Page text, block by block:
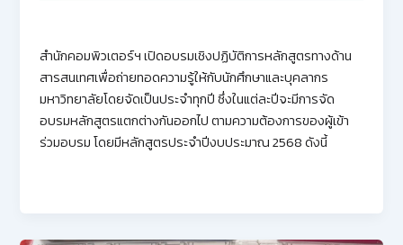
สำนักคอมพิวเตอร์ฯ เปิดอบรมเชิงปฏิบัติการหลักสูตรทางด้าน
สารสนเทศเพื่อถ่ายทอดความรู้ให้กับนักศึกษาและบุคลากร
มหาวิทยาลัยโดยจัดเป็นประจำทุกปี ซึ่งในแต่ละปีจะมีการจัด
อบรมหลักสูตรแตกต่างกันออกไป ตามความต้องการของผู้เข้า
ร่วมอบรม โดยมีหลักสูตรประจำปีงบประมาณ 2568 ดังนี้